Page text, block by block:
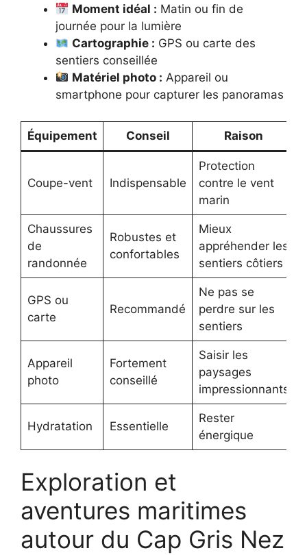
Moment idéal : Matin ou fin de
journée pour la lumière
Cartographie : GPS ou carte des
sentiers conseillée
Matériel photo : Appareil ou
smartphone pour capturer les panoramas
Équipement Conseil Raison
Coupe-vent Indispensable
Protection
contre le vent
marin
Chaussures
de
randonnée
Robustes et
confortables
Mieux
appréhender les
sentiers côtiers
GPS ou
carte
Recommandé
Ne pas se
perdre sur les
sentiers
Appareil
photo
Fortement
conseillé
Saisir les
paysages
impressionnants
Hydratation Essentielle
Rester
énergique
Exploration et
aventures maritimes
autour du Cap Gris Nez